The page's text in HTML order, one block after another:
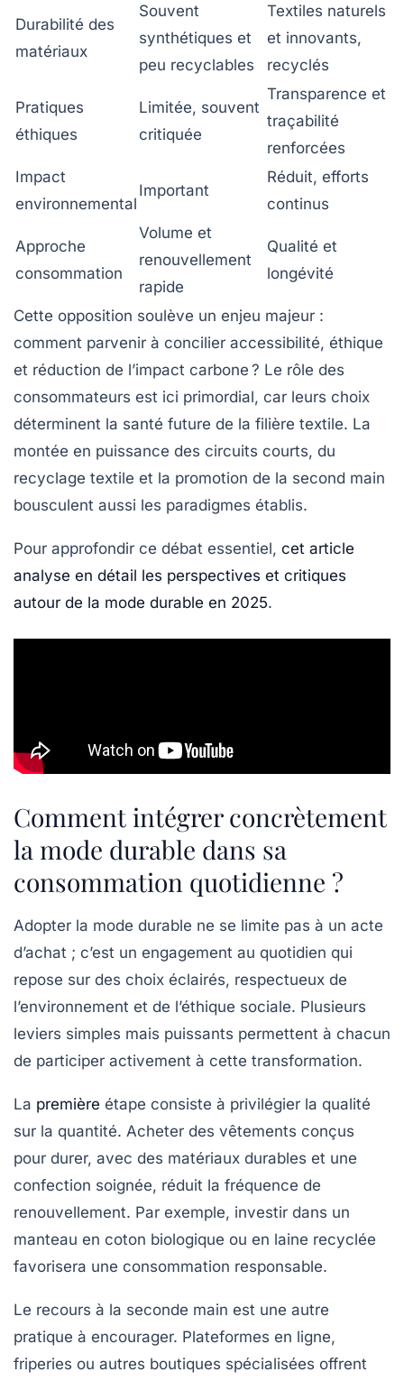
Durabilité des
matériaux
Souvent
synthétiques et
peu recyclables
Textiles naturels
et innovants,
recyclés
Pratiques
éthiques
Limitée, souvent
critiquée
Transparence et
traçabilité
renforcées
Impact
environnemental
Important
Réduit, efforts
continus
Approche
consommation
Volume et
renouvellement
rapide
Qualité et
longévité
Cette opposition soulève un enjeu majeur :
comment parvenir à concilier accessibilité, éthique
et réduction de l’impact carbone ? Le rôle des
consommateurs est ici primordial, car leurs choix
déterminent la santé future de la filière textile. La
montée en puissance des circuits courts, du
recyclage textile et la promotion de la second main
bousculent aussi les paradigmes établis.
Pour approfondir ce débat essentiel, cet article
analyse en détail les perspectives et critiques
autour de la mode durable en 2025.
Comment intégrer concrètement
la mode durable dans sa
consommation quotidienne ?
Adopter la mode durable ne se limite pas à un acte
d’achat ; c’est un engagement au quotidien qui
repose sur des choix éclairés, respectueux de
l’environnement et de l’éthique sociale. Plusieurs
leviers simples mais puissants permettent à chacun
de participer activement à cette transformation.
La première étape consiste à privilégier la qualité
sur la quantité. Acheter des vêtements conçus
pour durer, avec des matériaux durables et une
confection soignée, réduit la fréquence de
renouvellement. Par exemple, investir dans un
manteau en coton biologique ou en laine recyclée
favorisera une consommation responsable.
Le recours à la seconde main est une autre
pratique à encourager. Plateformes en ligne,
friperies ou autres boutiques spécialisées offrent